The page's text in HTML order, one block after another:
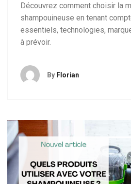
Découvrez comment choisir la
shampouineuse en tenant
essentiels, technologies,
à prévoir.
By Florian